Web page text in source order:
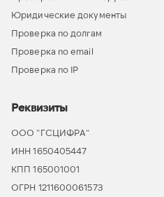
Юридические документы
Проверка по долгам
Проверка по email
Проверка по IP
Реквизиты
ООО “ГСЦИФРА”
ИНН 1650405447
КПП 165001001
ОГРН 1211600061573